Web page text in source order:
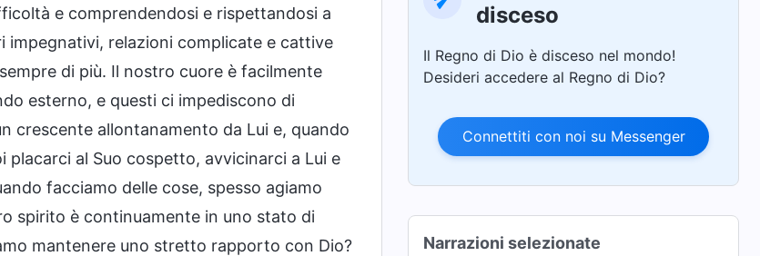
e comprendendosi e rispettandosi a
impegnativi, relazioni complicate e cattive
di più. Il nostro cuore è facilmente
esterno, e questi ci impediscono di
crescente allontanamento da Lui e, quando
al Suo cospetto, avvicinarci a Lui e
facciamo delle cose, spesso agiamo
spirito è continuamente in uno stato di
mantenere uno stretto rapporto con Dio?
disceso
Il Regno di Dio è disceso nel mondo!
Desideri accedere al Regno di Dio?
Connettiti con noi su Messenger
Narrazioni selezionate